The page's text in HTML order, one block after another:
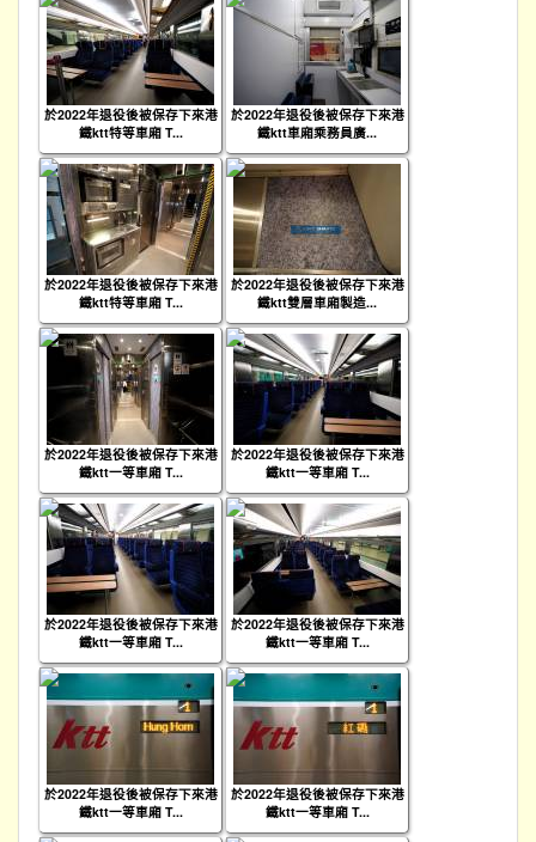
於2022年退役後被保存下來港
鐵ktt特等車廂 T...
於2022年退役後被保存下來港
鐵ktt車廂乘務員廣...
於2022年退役後被保存下來港
鐵ktt特等車廂 T...
於2022年退役後被保存下來港
鐵ktt雙層車廂製造...
於2022年退役後被保存下來港
鐵ktt一等車廂 T...
於2022年退役後被保存下來港
鐵ktt一等車廂 T...
於2022年退役後被保存下來港
鐵ktt一等車廂 T...
於2022年退役後被保存下來港
鐵ktt一等車廂 T...
於2022年退役後被保存下來港
鐵ktt一等車廂 T...
於2022年退役後被保存下來港
鐵ktt一等車廂 T...